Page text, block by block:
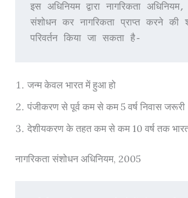
इस अधिनियम द्वारा नागरिकता
संशोधन कर नागरिकता प्राप्त करने की
परिवर्तन किया जा सकता है-
जन्म केवल भारत में हुआ हो
पंजीकरण से पूर्व कम से कम 5 वर्ष निवास जरूरी
देशीयकरण के तहत कम से कम 10 वर्ष तक
नागरिकता संशोधन अधिनियम, 2005